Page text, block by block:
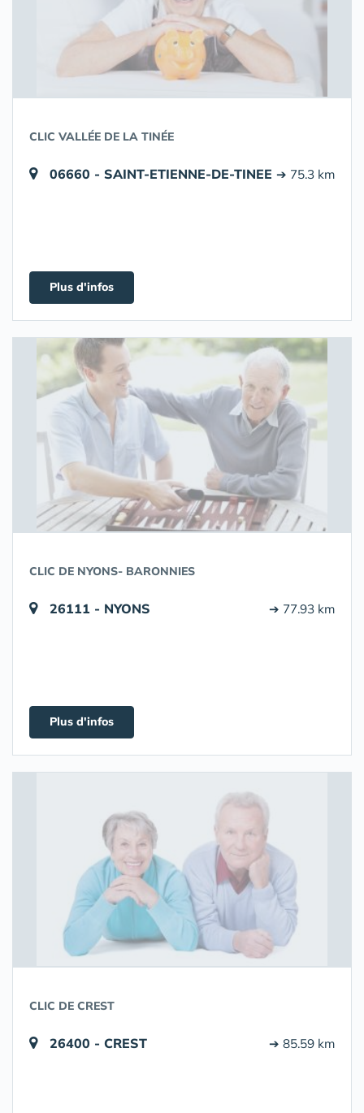
CLIC VALLÉE DE LA TINÉE
06660 - SAINT-ETIENNE-DE-TINEE ➔ 75.3 km
Plus d'infos
CLIC DE NYONS- BARONNIES
26111 - NYONS ➔ 77.93 km
Plus d'infos
CLIC DE CREST
26400 - CREST ➔ 85.59 km